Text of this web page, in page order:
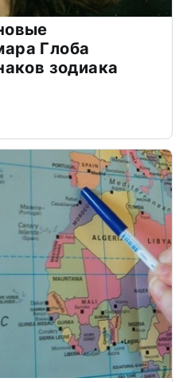
Глоба
зодиака